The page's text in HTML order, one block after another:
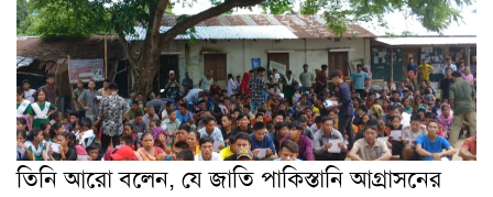
তিনি আরো বলেন, যে জাতি পাকিস্তানি আগ্রাসনের